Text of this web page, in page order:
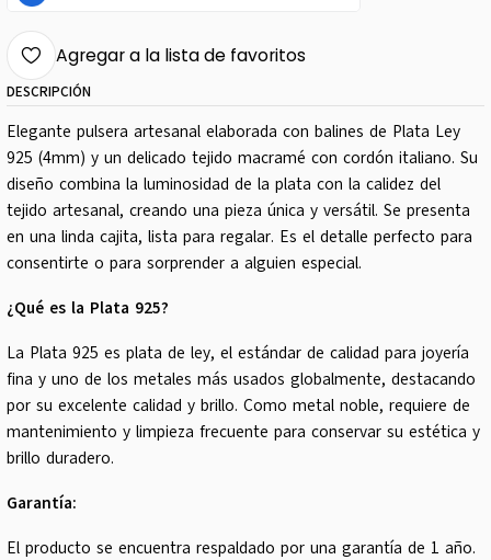
Agregar a la lista de favoritos
DESCRIPCIÓN
Elegante pulsera artesanal elaborada con balines de Plata Ley
925 (4mm) y un delicado tejido macramé con cordón italiano. Su
diseño combina la luminosidad de la plata con la calidez del
tejido artesanal, creando una pieza única y versátil. Se presenta
en una linda cajita, lista para regalar. Es el detalle perfecto para
consentirte o para sorprender a alguien especial.
¿Qué es la Plata 925?
La Plata 925 es plata de ley, el estándar de calidad para joyería
fina y uno de los metales más usados globalmente, destacando
por su excelente calidad y brillo. Como metal noble, requiere de
mantenimiento y limpieza frecuente para conservar su estética y
brillo duradero.
Garantía:
El producto se encuentra respaldado por una garantía de 1 año.